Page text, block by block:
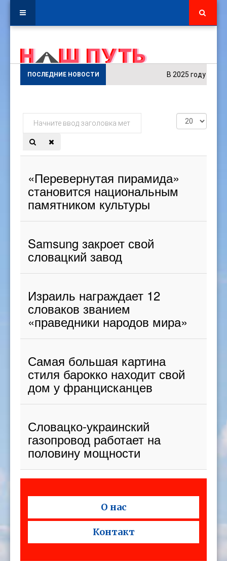
ПОСЛЕДНИЕ НОВОСТИ В 2025 году в
Начните
ввод
заголовка
метки
Кол-
во
«Перевернутая пирамида»
становится национальным
памятником культуры
Samsung закроет свой
словацкий завод
Израиль награждает 12
словаков званием
«праведники народов мира»
Самая большая картина
стиля барокко находит свой
дом у францисканцев
Словацко-украинский
газопровод работает на
половину мощности
О нас
Контакт